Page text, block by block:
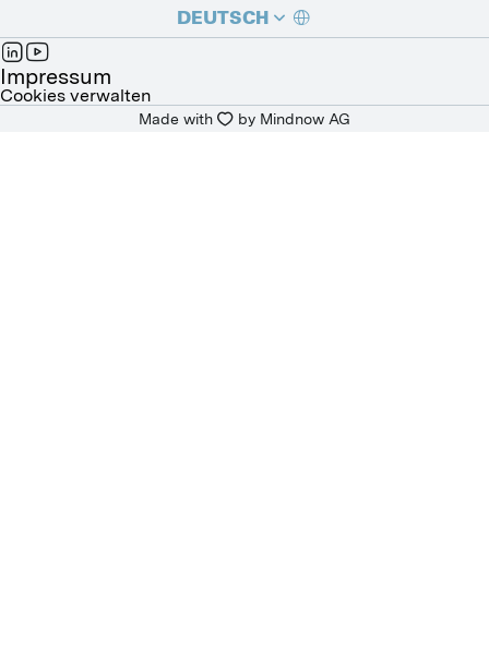
DEUTSCH
ITALIANO
Impressum
Cookies verwalten
Made with by Mindnow AG